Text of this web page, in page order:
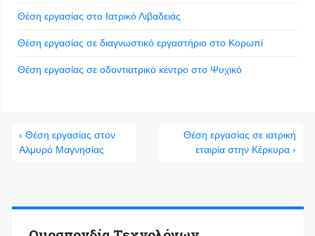
Θέση εργασίας στο Ιατρικό Λιβαδειάς
Θέση εργασίας σε διαγνωστικό εργαστήριο στο Κορωπί
Θέση εργασίας σε οδοντιατρικό κέντρο στο Ψυχικό
‹ Θέση εργασίας στον
Αλμυρό Μαγνησίας
Θέση εργασίας σε ιατρική
εταιρία στην Κέρκυρα ›